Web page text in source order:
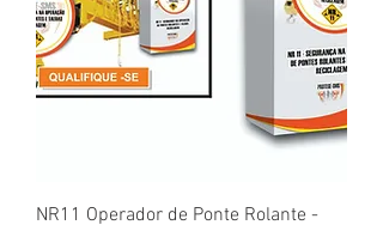
NR11 Operador de Ponte Rolante -